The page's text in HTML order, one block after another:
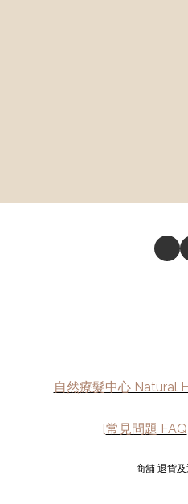
自然療髮中心 Natural
[常見問題 FAQ
商舖 退貨